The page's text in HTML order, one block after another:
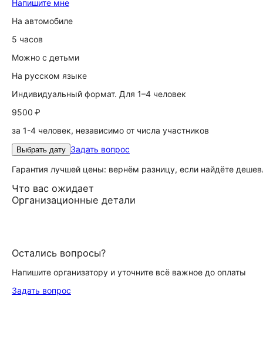
Напишите мне
На автомобиле
5 часов
Можно с детьми
На русском языке
Индивидуальный формат. Для 1–4 человек
9500 ₽
за 1-4 человек, независимо от числа участников
Выбрать дату Задать вопрос
Гарантия лучшей цены: вернём разницу, если найдёте
Что вас ожидает
Организационные детали
Остались вопросы?
Напишите организатору и уточните всё важное до оплаты
Задать вопрос